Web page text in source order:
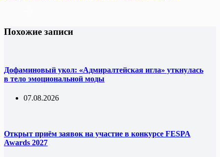
Похожие записи
Дофаминовый укол: «Адмиралтейская игла» уткнулась
в тело эмоциональной моды
07.08.2026
Открыт приём заявок на участие в конкурсе FESPA
Awards 2027